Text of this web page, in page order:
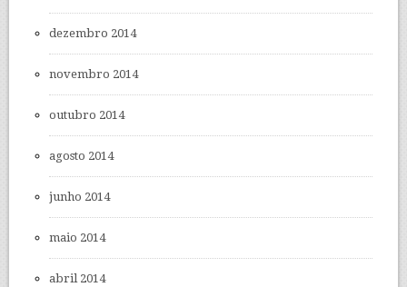
dezembro 2014
novembro 2014
outubro 2014
agosto 2014
junho 2014
maio 2014
abril 2014